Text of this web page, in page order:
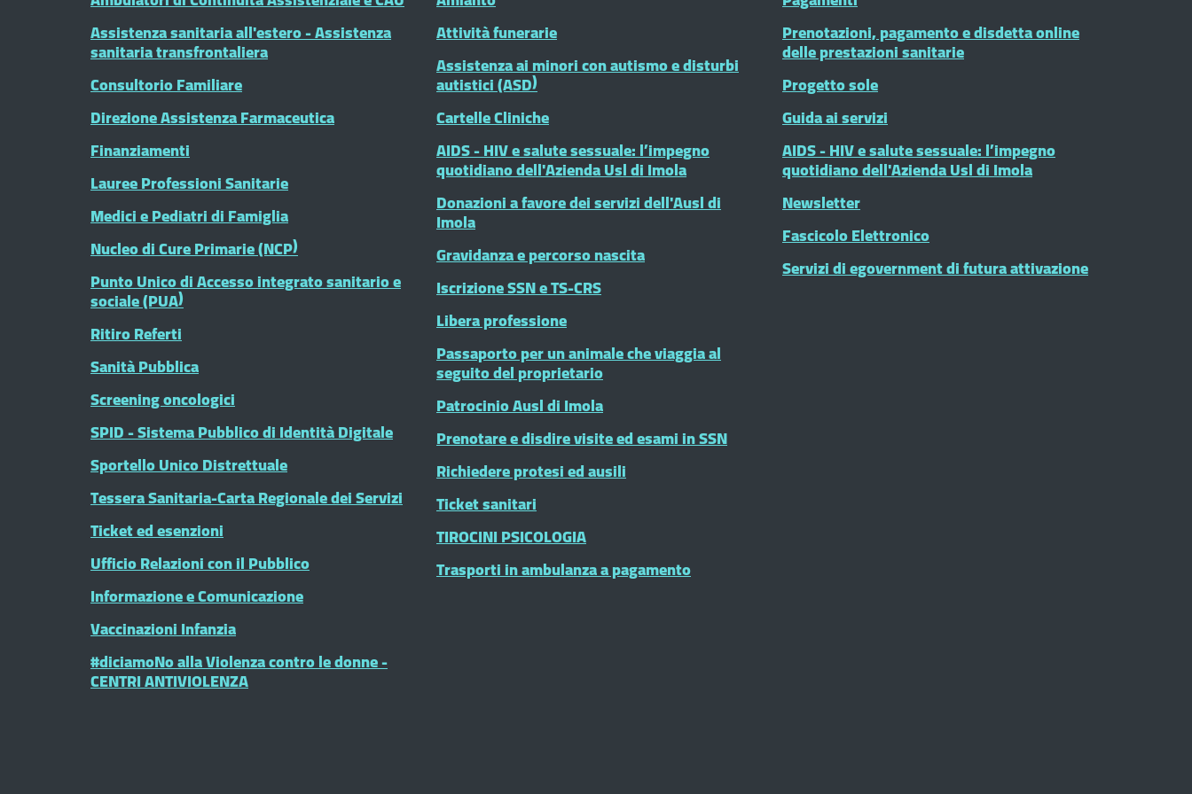
Assistenza sanitaria all'estero - Assistenza
sanitaria transfrontaliera
Consultorio Familiare
Direzione Assistenza Farmaceutica
Finanziamenti
Lauree Professioni Sanitarie
Medici e Pediatri di Famiglia
Nucleo di Cure Primarie (NCP)
Punto Unico di Accesso integrato sanitario e
sociale (PUA)
Ritiro Referti
Sanità Pubblica
Screening oncologici
SPID - Sistema Pubblico di Identità Digitale
Sportello Unico Distrettuale
Tessera Sanitaria-Carta Regionale dei Servizi
Ticket ed esenzioni
Ufficio Relazioni con il Pubblico
Informazione e Comunicazione
Vaccinazioni Infanzia
#diciamoNo alla Violenza contro le donne -
CENTRI ANTIVIOLENZA
Attività funerarie
Assistenza ai minori con autismo e disturbi
autistici (ASD)
Cartelle Cliniche
AIDS - HIV e salute sessuale: l’impegno
quotidiano dell'Azienda Usl di Imola
Donazioni a favore dei servizi dell'Ausl di
Imola
Gravidanza e percorso nascita
Iscrizione SSN e TS-CRS
Libera professione
Passaporto per un animale che viaggia al
seguito del proprietario
Patrocinio Ausl di Imola
Prenotare e disdire visite ed esami in SSN
Richiedere protesi ed ausili
Ticket sanitari
TIROCINI PSICOLOGIA
Trasporti in ambulanza a pagamento
Prenotazioni, pagamento e disdetta online
delle prestazioni sanitarie
Progetto sole
Guida ai servizi
AIDS - HIV e salute sessuale: l’impegno
quotidiano dell'Azienda Usl di Imola
Newsletter
Fascicolo Elettronico
Servizi di egovernment di futura attivazione